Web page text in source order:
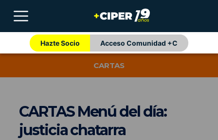
Hazte Socio Acceso Comunidad +C
CARTAS
CARTAS Menú del día:
justicia chatarra